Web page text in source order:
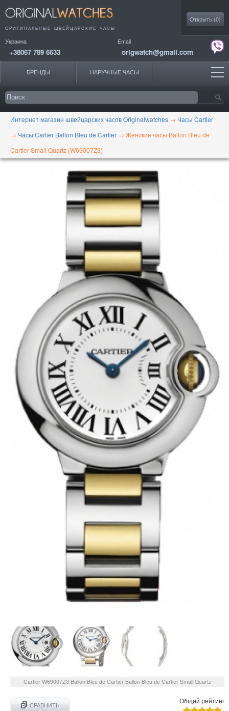
ОРИГИНАЛЬНЫЕ ШВЕЙЦАРСКИЕ ЧАСЫ
Украина
+38067 789 6633
Email
origwatch@gmail.com
Открыть (0)
БРЕНДЫ НАРУЧНЫЕ ЧАСЫ
Интернет магазин швейцарских часов Originalwatches → Часы Cartier
→ Часы Cartier Ballon Bleu de Cartier → Женские часы Ballon Bleu de
Cartier Small Quartz (W69007Z3)
Cartier W69007Z3 Ballon Bleu de Cartier Ballon Bleu de Cartier Small Quartz
СРАВНИТЬ
Общий рейтинг